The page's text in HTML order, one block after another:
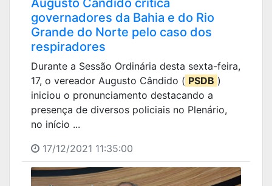
Augusto Cândido critica
governadores da Bahia e do Rio
Grande do Norte pelo caso dos
respiradores
Durante a Sessão Ordinária desta sexta-feira,
17, o vereador Augusto Cândido ( PSDB )
iniciou o pronunciamento destacando a
presença de diversos policiais no Plenário,
no início ...
17/12/2021 11:35:00